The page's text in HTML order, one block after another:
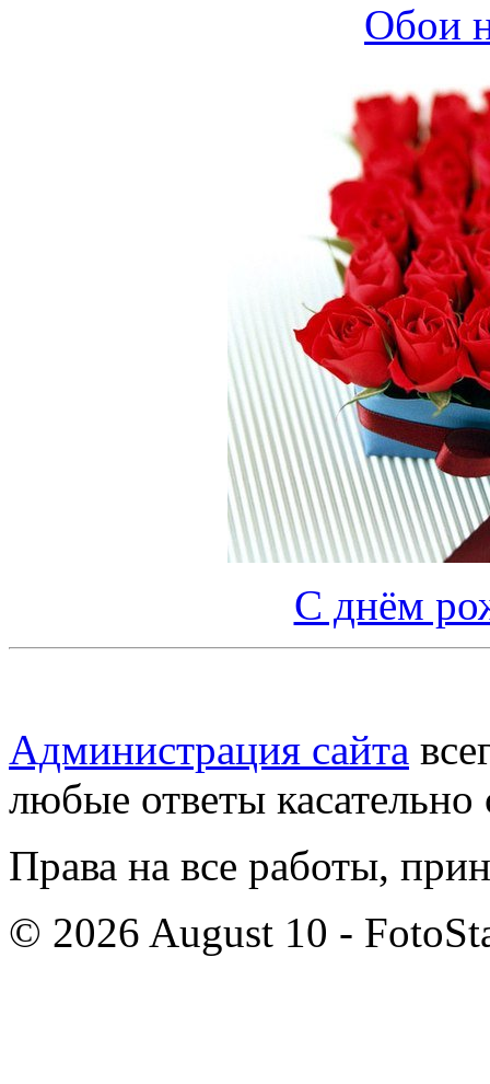
Обои
С днём
Администрация сайта
любые ответы касательно
Права на все работы,
© 2026 August 10 -